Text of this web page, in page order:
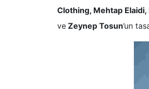
Clothing, Mehtap Elaidi,
ve Zeynep Tosun’un